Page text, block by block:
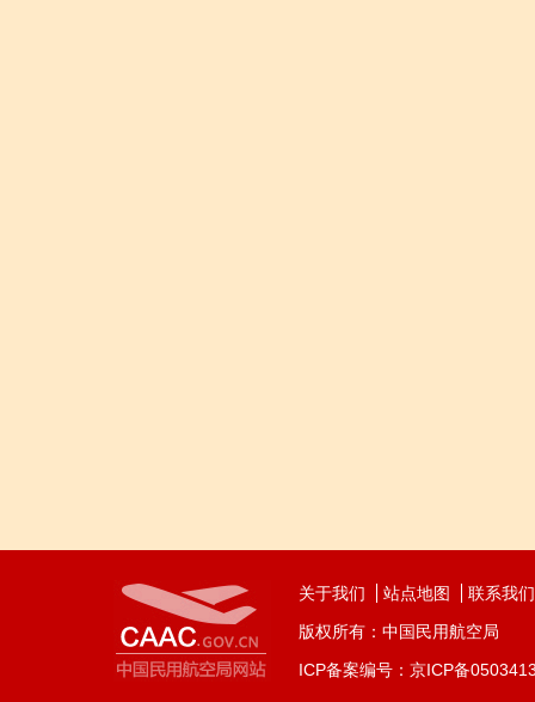
关于我们 站点地图
联系我们
版权所有：中国民用航空局
ICP备案编号：京ICP备